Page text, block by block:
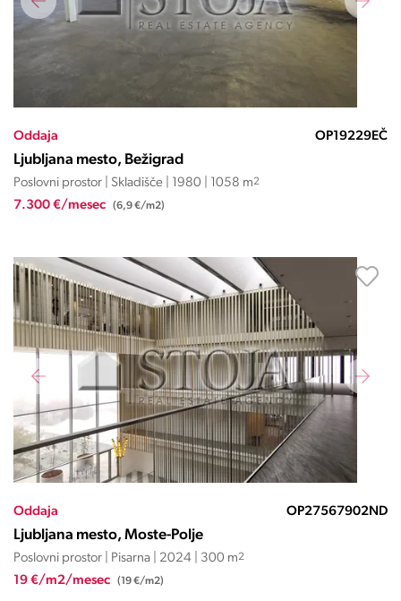
Oddaja OP19229EČ
Ljubljana mesto, Bežigrad
Poslovni prostor | Skladišče | 1980 | 1058 m2
7.300 €/mesec (6,9 €/m2)
Oddaja OP27567902ND
Ljubljana mesto, Moste-Polje
Poslovni prostor | Pisarna | 2024 | 300 m2
19 €/m2/mesec (19 €/m2)